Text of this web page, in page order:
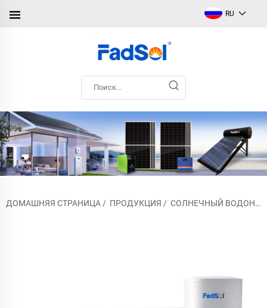
RU
ДОМАШНЯЯ СТРАНИЦА / ПРОДУКЦИЯ / СОЛНЕЧНЫЙ ВОДОНАГРЕВАТЕЛЬ